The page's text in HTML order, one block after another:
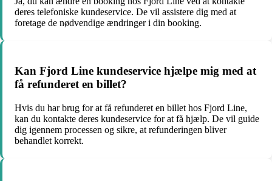
deres telefoniske kundeservice. De vil assistere dig med at
foretage de nødvendige ændringer i din booking.
Kan Fjord Line kundeservice hjælpe mig med at
få refunderet en billet?
Hvis du har brug for at få refunderet en billet hos Fjord Line,
kan du kontakte deres kundeservice for at få hjælp. De vil guide
dig igennem processen og sikre, at refunderingen bliver
behandlet korrekt.